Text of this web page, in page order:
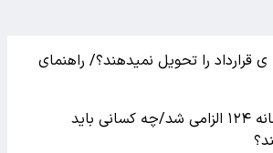
قرارداد را تحویل نمیدهند؟/ راهنمای
ثبت قیمت در سامانه ۱۲۴ الزامی شد/چه کسانی باید